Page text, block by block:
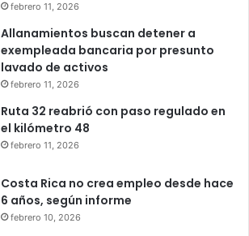
febrero 11, 2026
Allanamientos buscan detener a
exempleada bancaria por presunto
lavado de activos
febrero 11, 2026
Ruta 32 reabrió con paso regulado en
el kilómetro 48
febrero 11, 2026
Costa Rica no crea empleo desde hace
6 años, según informe
febrero 10, 2026